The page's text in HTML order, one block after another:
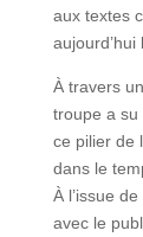
aux textes
À travers
troupe a su
ce pilier de
dans le
À l’issue
avec le